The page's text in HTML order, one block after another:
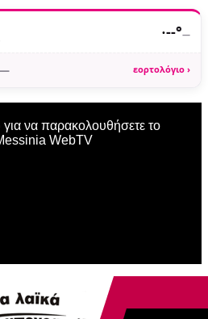
·--°—
— εορτολόγιο ›
να παρακολουθήσετε το
WebTV